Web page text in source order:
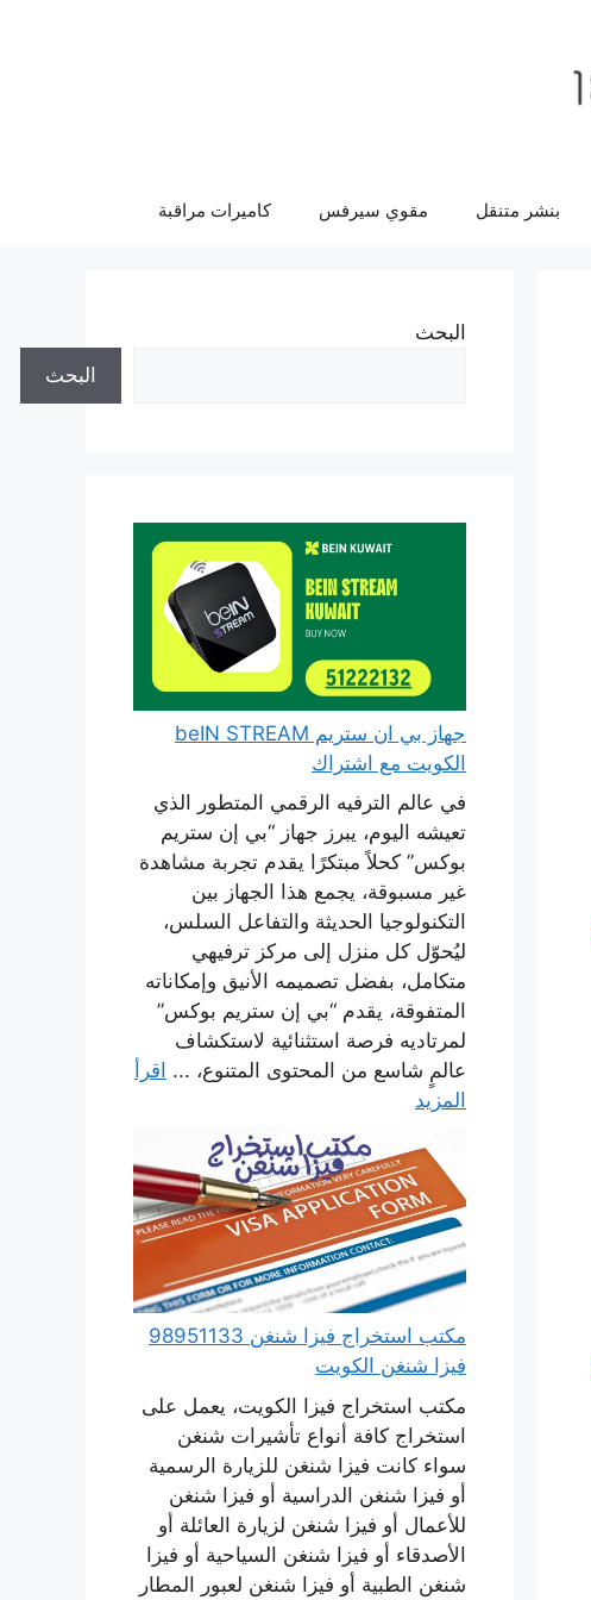
بنشر متنقل مقوي سيرفس كاميرات مراقبة
البحث
البحث
جهاز بي ان ستريم beIN STREAM
الكويت مع اشتراك
في عالم الترفيه الرقمي المتطور الذي
تعيشه اليوم، يبرز جهاز “بي إن ستريم
بوكس” كحلاً مبتكرًا يقدم تجربة مشاهدة
غير مسبوقة، يجمع هذا الجهاز بين
التكنولوجيا الحديثة والتفاعل السلس،
ليُحوّل كل منزل إلى مركز ترفيهي
متكامل، بفضل تصميمه الأنيق وإمكاناته
المتفوقة، يقدم “بي إن ستريم بوكس”
لمرتاديه فرصة استثنائية لاستكشاف
عالمٍ شاسع من المحتوى المتنوع، ... اقرأ
المزيد
مكتب استخراج فيزا شنغن 98951133
فيزا شنغن الكويت
مكتب استخراج فيزا الكويت، يعمل على
استخراج كافة أنواع تأشيرات شنغن
سواء كانت فيزا شنغن للزيارة الرسمية
أو فيزا شنغن الدراسية أو فيزا شنغن
للأعمال أو فيزا شنغن لزيارة العائلة أو
الأصدقاء أو فيزا شنغن السياحية أو فيزا
شنغن الطبية أو فيزا شنغن لعبور المطار